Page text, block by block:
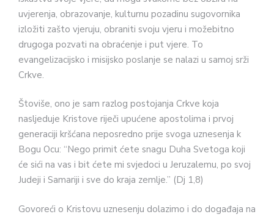
uvjerenja, obrazovanje, kulturnu pozadinu sugovornika
izložiti zašto vjeruju, obraniti svoju vjeru i možebitno
drugoga pozvati na obraćenje i put vjere. To
evangelizacijsko i misijsko poslanje se nalazi u samoj srži
Crkve.
Štoviše, ono je sam razlog postojanja Crkve koja
nasljeduje Kristove riječi upućene apostolima i prvoj
generaciji kršćana neposredno prije svoga uznesenja k
Bogu Ocu: “Nego primit ćete snagu Duha Svetoga koji
će sići na vas i bit ćete mi svjedoci u Jeruzalemu, po svoj
Judeji i Samariji i sve do kraja zemlje.” (Dj 1,8)
Govoreći o Kristovu uznesenju dolazimo i do događaja na